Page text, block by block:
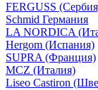
FERGUSS
Schmid Германия
LA NORDICA
Hergom (Испания)
SUPRA (Франция)
MCZ (Италия)
Liseo Castiron